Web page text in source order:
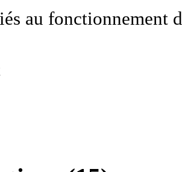
au fonctionnement